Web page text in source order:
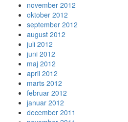
november 2012
oktober 2012
september 2012
august 2012
juli 2012
juni 2012
maj 2012
april 2012
marts 2012
februar 2012
januar 2012
december 2011